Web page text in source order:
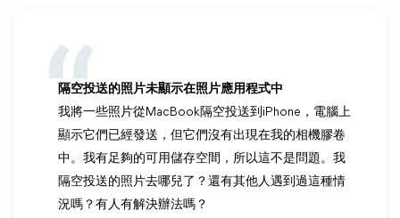
隔空投送的照片未顯示在照片應用程式中
我將一些照片從MacBook隔空投送到iPhone，電腦上
顯示它們已經發送，但它們沒有出現在我的相機膠卷
中。我有足夠的可用儲存空間，所以這不是問題。我
隔空投送的照片去哪兒了？還有其他人遇到過這種情
況嗎？有人有解決辦法嗎？